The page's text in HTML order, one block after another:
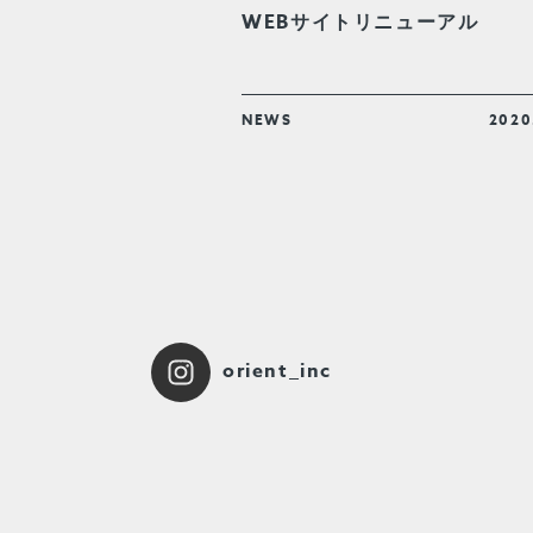
WEBサイトリニューアル
NEWS
orient_inc